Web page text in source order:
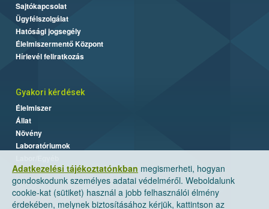
Adatkezelési tájékoztatónkban megismerheti, hogyan
gondoskodunk személyes adatai védelméről. Weboldalunk
cookie-kat (sütiket) használ a jobb felhasználói élmény
érdekében, melynek biztosításához kérjük, kattintson az
Sajtókapcsolat
Ügyfélszolgálat
Hatósági jogsegély
Élelmiszermentő Központ
Hírlevél feliratkozás
Gyakori kérdések
Élelmiszer
Állat
Növény
Laboratóriumok